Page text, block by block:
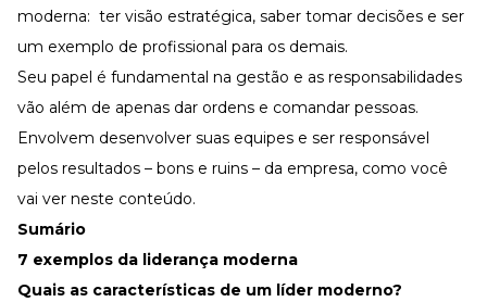
Todos os Materiais Gratuitos
Confira nossos materiais
E-book
Aprofunde seu conhecimento
Ferramentas e Templates
Para agilizar o seu trabalho
Infográfico
Conteúdo prático e rápido
Kits
moderna: ter visão estratégica, saber tomar decisões e ser
um exemplo de profissional para os demais.
Seu papel é fundamental na gestão e as responsabilidades
vão além de apenas dar ordens e comandar pessoas.
Envolvem desenvolver suas equipes e ser responsável
pelos resultados – bons e ruins – da empresa, como você
vai ver neste conteúdo.
Sumário
7 exemplos da liderança moderna
Quais as características de um líder moderno?